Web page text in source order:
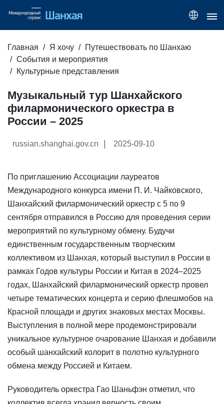
Главная Я хочу
Путешествовать по Шанхаю
События и мероприятия
Культурные представления
Музыкальный тур Шанхайского
филармонического оркестра в
России – 2025
russian.shanghai.gov.cn 2025-09-10
По приглашению Ассоциации лауреатов
Международного конкурса имени П. И. Чайковского,
Шанхайский филармонический оркестр с 5 по 9
сентября отправился в Россию для проведения серии
мероприятий по культурному обмену. Будучи
единственным государственным творческим
коллективом из Шанхая, который выступил в России в
рамках Годов культуры России и Китая в 2024–2025
годах, Шанхайский филармонический оркестр провел
четыре тематических концерта и серию флешмобов на
Красной площади и других знаковых местах Москвы.
Выступления в полной мере продемонстрировали
уникальное культурное очарование Шанхая и добавили
особый шанхайский колорит в полотно культурного
обмена между Россией и Китаем.
Руководитель оркестра Гао Шаньфэн отметил, что